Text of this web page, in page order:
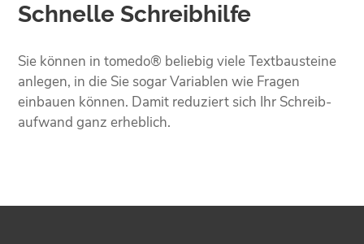
Schnelle Schreibhilfe
Sie können in tomedo® beliebig viele Text­bausteine
anlegen, in die Sie sogar Variablen wie Fragen
einbauen können. Damit reduziert sich Ihr Schreib­
aufwand ganz erheblich.